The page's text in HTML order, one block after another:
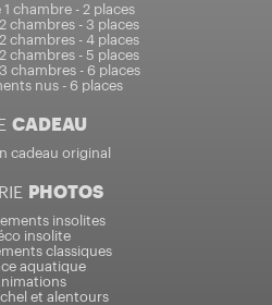
chambre - 2 places
chambres - 3 places
chambres - 4 places
chambres - 5 places
chambres - 6 places
nus - 6 places
CADEAU
cadeau original
PHOTOS
insolites
insolite
classiques
aquatique
et alentours